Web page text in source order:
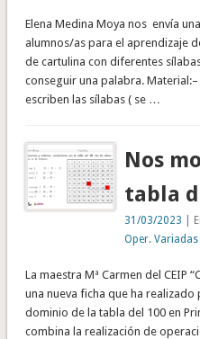
Elena Medina Moya nos envía
alumnos/as para el aprendizaje
de cartulina con diferentes
conseguir una palabra.
escriben las sílabas ( se …
Nos
tabla
31/03/2023 |
Oper. Variadas
La maestra Mª Carmen del CEIP
una nueva ficha que ha
dominio de la tabla del 100 en
combina la realización de